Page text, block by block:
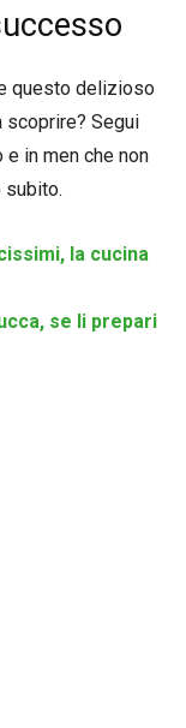
questo delizioso
Segui
in men che non
subito.
la cucina
se li prepari